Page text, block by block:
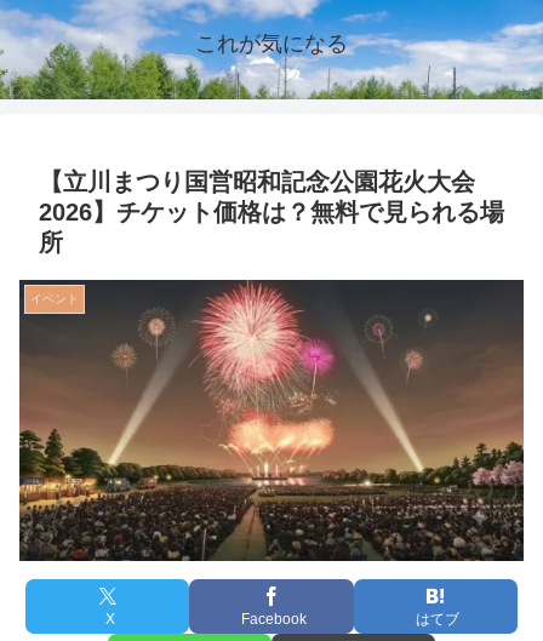
これが気になる
【立川まつり国営昭和記念公園花火大会
2026】チケット価格は？無料で見られる場
所
イベント
X Facebook はてブ